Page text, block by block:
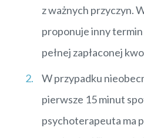
z ważnych przyczyn.
proponuje inny
pełnej zapłaconej
W przypadku
pierwsze 15 minut
psychoterapeuta ma